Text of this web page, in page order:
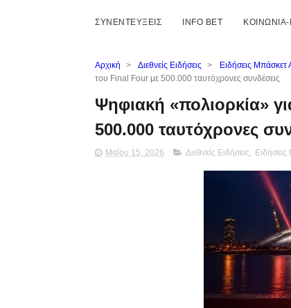
ΣΥΝΕΝΤΕΥΞΕΙΣ INFO BET ΚΟΙΝΩΝΙΑ-
Αρχική > Διεθνείς Ειδήσεις > Ειδήσεις
του Final Four με 500.000 ταυτόχρονες συνδέσεις
Ψηφιακή «πολιορκία»
500.000 ταυτόχρονες
Μαΐου 15, 2026 Διεθνείς Ειδήσεις,